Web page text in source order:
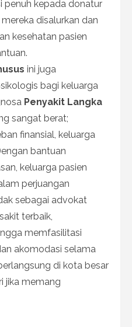
penuh kepada donatur
disalurkan dan
kesehatan pasien
ini juga
bagi keluarga
Penyakit Langka
sangat berat;
finansial, keluarga
bantuan
keluarga pasien
perjuangan
sebagai advokat
terbaik,
memfasilitasi
akomodasi selama
di kota besar
jika memang